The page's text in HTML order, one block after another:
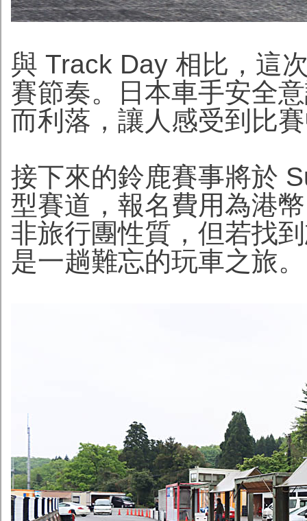
與 Track Day 相比，這
賽節奏。日本車手安全
而利落，讓人感受到比
接下來的鈴鹿賽事將於
型賽道，報名費用為港
非旅行團性質，但若找
是一趟難忘的玩車之旅。